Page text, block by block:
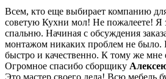
Всем, кто еще выбирает компанию
советую Кухни мол! Не пожалеете! Я
спальню. Начиная с обсуждения
монтажом никаких проблем не было.
быстро и качественно. К тому же мне
Огромное спасибо сборщику
Это мастер своего дела! Всю мебель